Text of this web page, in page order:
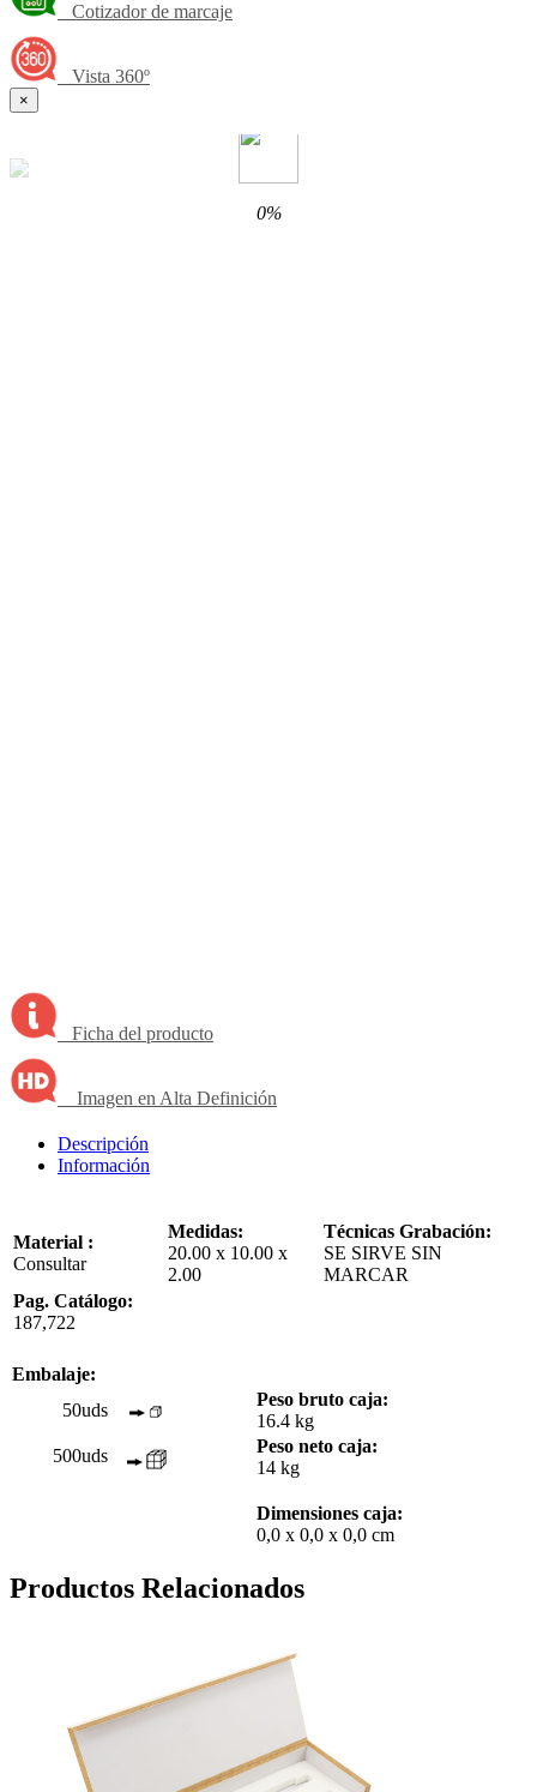
Cotizador de marcaje
Vista 360º
×
Ficha del producto
Imagen en Alta Definición
Descripción
Información
Material :
Consultar
Medidas:
20.00 x 10.00 x
2.00
Técnicas Grabación:
SE SIRVE SIN
MARCAR
Pag. Catálogo:
187,722
Embalaje:
50uds
Peso bruto caja:
16.4 kg
500uds
Peso neto caja:
14 kg
Dimensiones caja:
0,0 x 0,0 x 0,0 cm
Productos Relacionados